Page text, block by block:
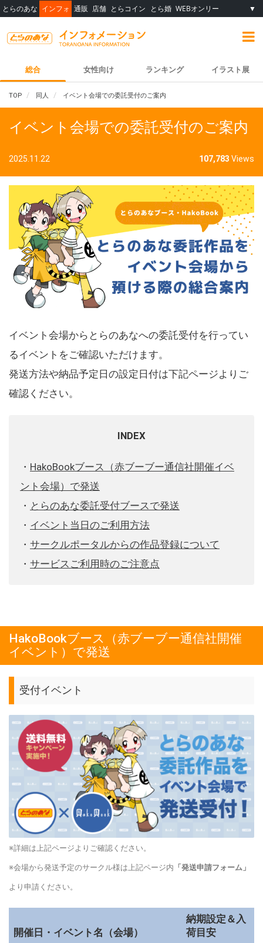
とらのあな インフォ 通販 店舗 とらコイン とら婚 WEBオンリー ▼
総合 女性向け ランキング イラスト展
TOP 同人 イベント会場での委託受付のご案内
イベント会場での委託受付のご案内
2025.11.22 107,783 Views
イベント会場からとらのあなへの委託受付を行ってい
るイベントをご確認いただけます。
発送方法や納品予定日の設定日付は下記ページよりご
確認ください。
INDEX
・ HakoBookブース（赤ブーブー通信社開催イベ
ント会場）で発送
・ とらのあな委託受付ブースで発送
・ イベント当日のご利用方法
・ サークルポータルからの作品登録について
・ サービスご利用時のご注意点
HakoBookブース（赤ブーブー通信社開催
イベント）で発送
受付イベント
※詳細は上記ページよりご確認ください。
※会場から発送予定のサークル様は上記ページ内 「発送申請フォーム」
より申請ください。
開催日・イベント名（会場）
納期設定＆入
荷目安